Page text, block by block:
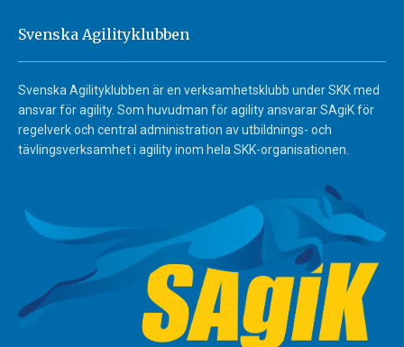
Svenska Agilityklubben
Svenska Agilityklubben är en verksamhetsklubb under SKK med
ansvar för agility. Som huvudman för agility ansvarar SAgiK för
regelverk och central administration av utbildnings- och
tävlingsverksamhet i agility inom hela SKK-organisationen.